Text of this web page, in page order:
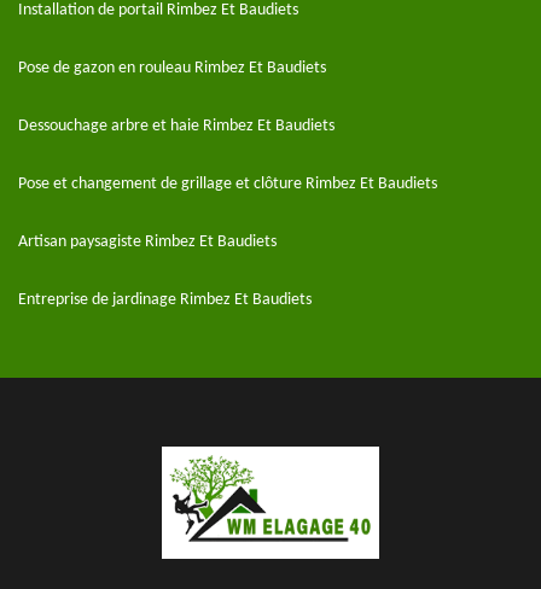
Installation de portail Rimbez Et Baudiets
Pose de gazon en rouleau Rimbez Et Baudiets
Dessouchage arbre et haie Rimbez Et Baudiets
Pose et changement de grillage et clôture Rimbez Et Baudiets
Artisan paysagiste Rimbez Et Baudiets
Entreprise de jardinage Rimbez Et Baudiets